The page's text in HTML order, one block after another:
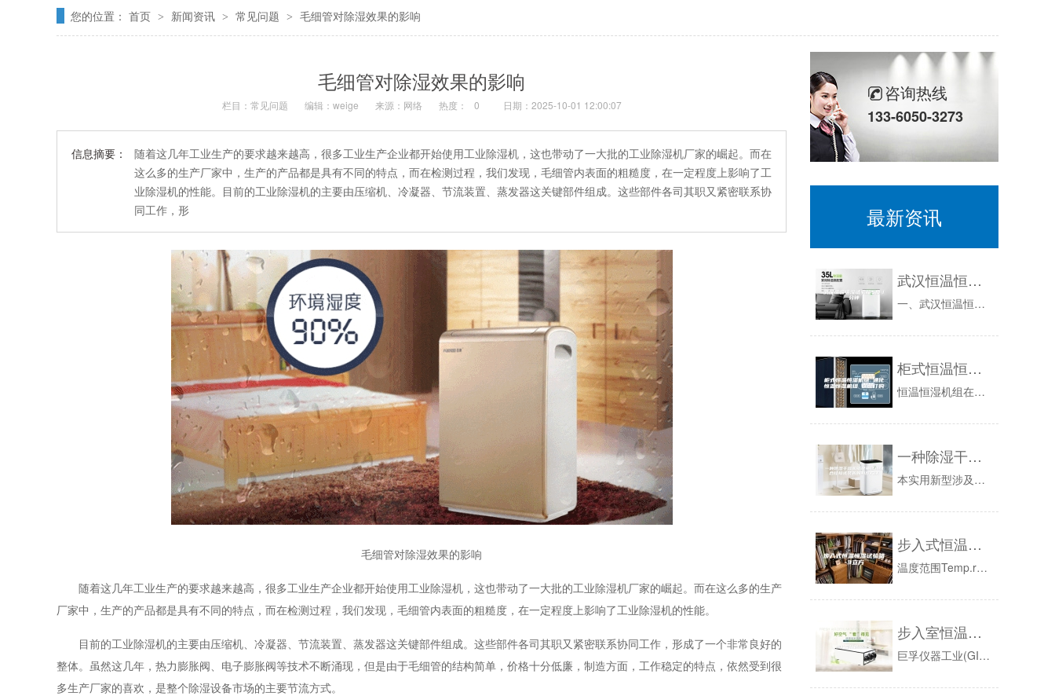
您的位置： 首页 > 新闻资讯 > 常见问题 > 毛细管对除湿效果的影响
毛细管对除湿效果的影响
栏目： 常见问题 编辑：weige 来源：网络 热度： 0 日期：2025-10-01 12:00:07
信息摘要：
随着这几年工业生产的要求越来越高，很多工业生产企业都开始使用工业除湿机，这也带动了一大批的工业除湿机厂家的崛起。而在
这么多的生产厂家中，生产的产品都是具有不同的特点，而在检测过程，我们发现，毛细管内表面的粗糙度，在一定程度上影响了工
业除湿机的性能。目前的工业除湿机的主要由压缩机、冷凝器、节流装置、蒸发器这关键部件组成。这些部件各司其职又紧密联系协
同工作，形
毛细管对除湿效果的影响
随着这几年工业生产的要求越来越高，很多工业生产企业都开始使用工业除湿机，这也带动了一大批的工业除湿机厂家的崛起。而在这么多的生产
厂家中，生产的产品都是具有不同的特点，而在检测过程，我们发现，毛细管内表面的粗糙度，在一定程度上影响了工业除湿机的性能。
目前的工业除湿机的主要由压缩机、冷凝器、节流装置、蒸发器这关键部件组成。这些部件各司其职又紧密联系协同工作，形成了一个非常良好的
整体。虽然这几年，热力膨胀阀、电子膨胀阀等技术不断涌现，但是由于毛细管的结构简单，价格十分低廉，制造方面，工作稳定的特点，依然受到很
多生产厂家的喜欢，是整个除湿设备市场的主要节流方式。
咨询热线
133-6050-3273
最新资讯
武汉恒温恒湿试验箱5度／分钟
一、武汉恒温恒湿试验箱5度/分钟控制特点试验箱的控制系统可说是整个设备的心脏，掌管着制冷、制热、控湿、循环、控制等大权。1、在制冷方面，压缩...
柜式恒温恒湿机组 通化恒温恒湿机组 欢迎订购
恒温恒湿机组在许多行业特别是工业领域中广泛应用，用来满足生产工艺所需的温湿度要求。恒温恒湿机组常常是连续运行，能耗居高不下。随着能源形势日益...
一种除湿干燥机钣金免螺丝组合挂扣式装置的制作方法
本实用新型涉及钣金设备技术领域，具体为一种除湿干燥机钣金免螺丝组合挂扣式装置。背景技术：在塑料在加工业中，产品出现缩水、银纹、气泡、龟裂、流...
步入式恒温恒湿试验箱-3立方
温度范围Temp.rangeG:-20℃∽+100℃（+150℃）Z:-40℃∽+100℃（+150℃）D:-70℃∽+100℃（+150℃...
步入室恒温恒湿室
巨孚仪器工业(GIANTFORCEINSTRUMENTENTERPRISECO.,LTD.)，系一温湿度环境设备之专业制造厂，自1983年2...